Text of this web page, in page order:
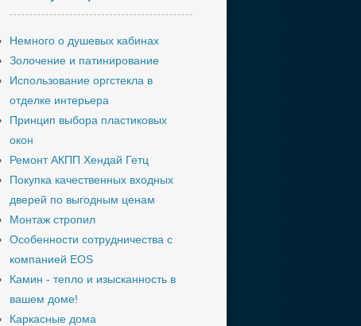
Немного о душевых кабинах
Золочение и патинирование
Использование оргстекла в
отделке интерьера
Принцип выбора пластиковых
окон
Ремонт АКПП Хендай Гетц
Покупка качественных входных
дверей по выгодным ценам
Монтаж стропил
Особенности сотрудничества с
компанией EOS
Камин - тепло и изысканность в
вашем доме!
Каркасные дома